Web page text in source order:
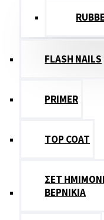
FLASH NAILS
PRIMER
TOP COAT
ΣΕΤ
ΒΕΡΝΙΚΙΑ